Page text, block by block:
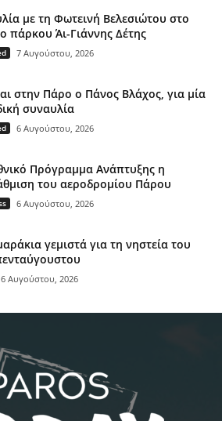
με τη Φωτεινή Βελεσιώτου στο
πάρκου Άι-Γιάννης Δέτης
7 Αυγούστου, 2026
στην Πάρο ο Πάνος Βλάχος, για μία
συναυλία
6 Αυγούστου, 2026
Πρόγραμμα Ανάπτυξης η
του αεροδρομίου Πάρου
6 Αυγούστου, 2026
γεμιστά για τη νηστεία του
6 Αυγούστου, 2026